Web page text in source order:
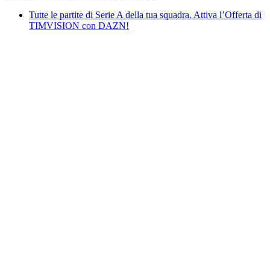
Tutte le partite di Serie A della tua squadra. Attiva l’Offerta di
TIMVISION con DAZN!